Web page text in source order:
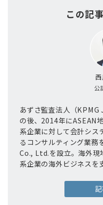
この記
公
あずさ監査法人（
の後、2014年にASEAN
系企業に対して会計シス
るコンサルティング業
Co., Ltd.を設立。海外現
系企業の海外ビジネスを